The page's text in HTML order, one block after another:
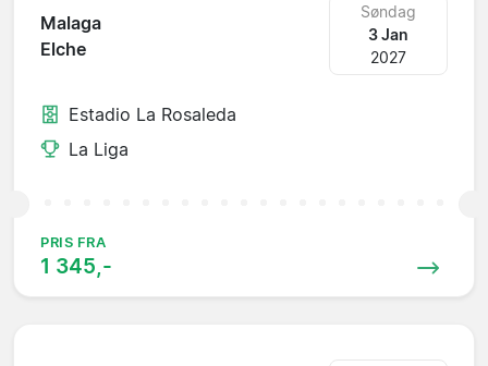
Malaga
Elche
Søndag
3 Jan
2027
Estadio La Rosaleda
La Liga
PRIS FRA
1 345,-